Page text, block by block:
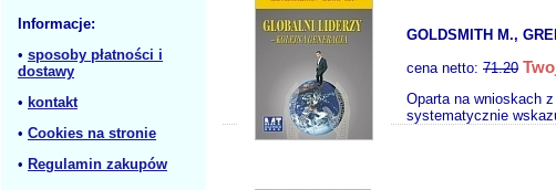
Informacje:
• sposoby płatności i
dostawy
• kontakt
• Cookies na stronie
• Regulamin zakupów
GOLDSMITH M.,
cena netto: 71.20
Oparta na wnioskach
systematycznie